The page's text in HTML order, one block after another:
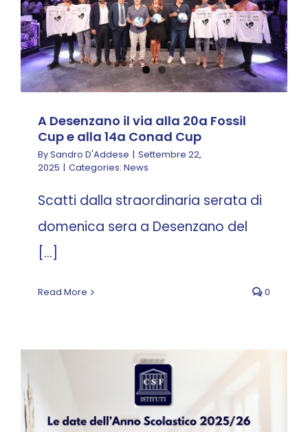
14a Conad Cup
News
A Desenzano il via alla 20a Fossil
Cup e alla 14a Conad Cup
BySandro D'Addese | Settembre 22,
2025 | Categories: News
Scatti dalla straordinaria serata di
domenica sera a Desenzano del
[...]
Read More 0